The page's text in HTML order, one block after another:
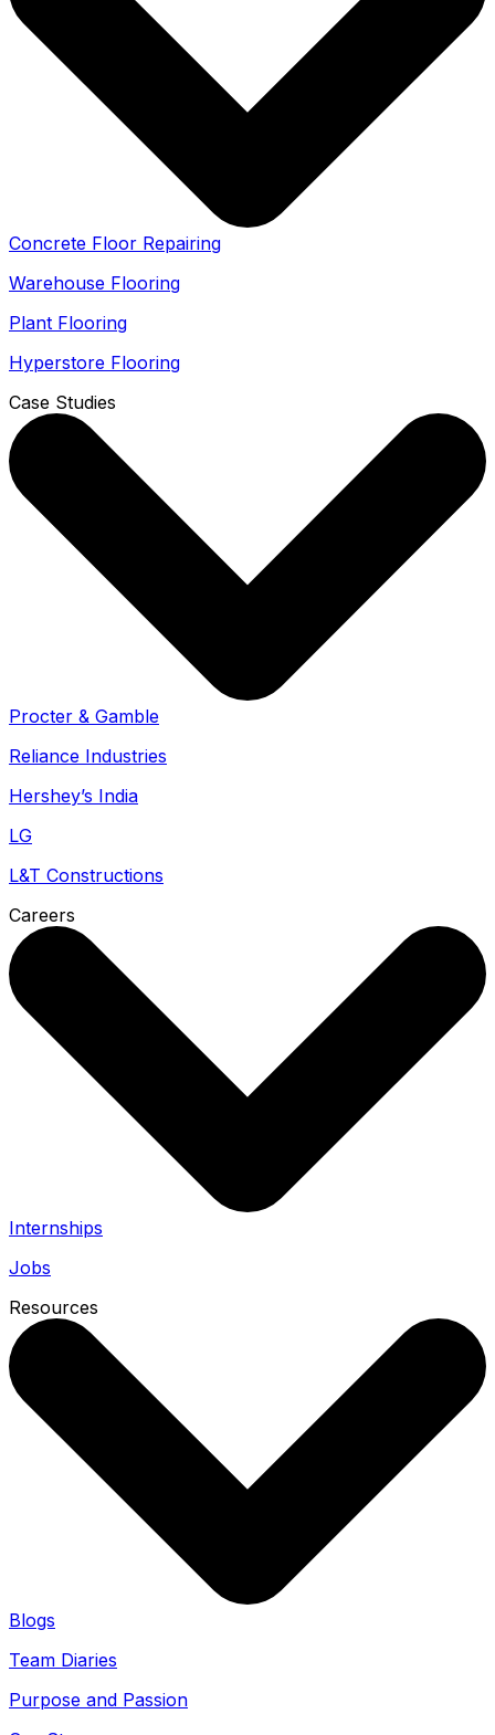
Concrete Floor Repairing
Warehouse Flooring
Plant Flooring
Hyperstore Flooring
Case Studies
Procter & Gamble
Reliance Industries
Hershey’s India
LG
L&T Constructions
Careers
Internships
Jobs
Resources
Blogs
Team Diaries
Purpose and Passion